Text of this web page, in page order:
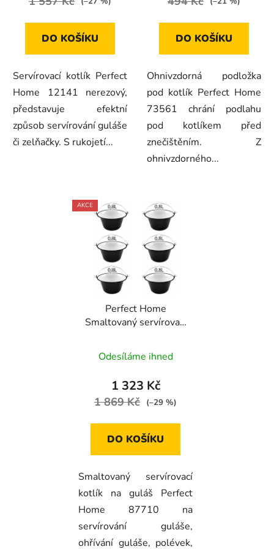
DO KOŠÍKU
Servírovací kotlík Perfect
Home 12141 nerezový,
představuje efektní
způsob servírování guláše
či zelňačky. S rukojetí...
DO KOŠÍKU
Ohnivzdorná podložka
pod kotlík Perfect Home
73561 chrání podlahu
pod kotlíkem před
znečištěním. Z
ohnivzdorného...
AKCE
Perfect Home
Smaltovaný servírovací
87710
Odesíláme ihned
1 323 Kč
1 869 Kč (–29 %)
DO KOŠÍKU
Smaltovaný servírovací
kotlík na guláš Perfect
Home 87710 na
servírování guláše,
ohřívání guláše, polévek,